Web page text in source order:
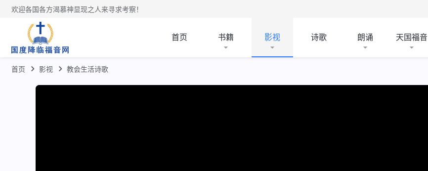
欢迎各国各方渴慕神显现之人来寻求考察！
首页 书籍 影视 诗歌 朗诵 天国福音
首页 影视 教会生活诗歌